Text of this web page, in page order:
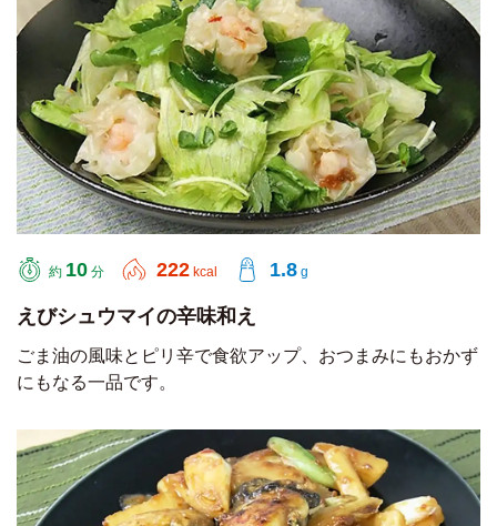
約 10 分 222 kcal 1.8 g
えびシュウマイの辛味和え
ごま油の風味とピリ辛で食欲アップ、おつまみにもおかず
にもなる一品です。